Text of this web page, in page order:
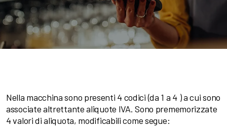
Nella macchina sono presenti 4 codici (da 1 a 4 ) a cui sono
associate altrettante aliquote IVA. Sono prememorizzate
4 valori di aliquota, modificabili come segue: